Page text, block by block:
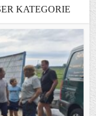
KATEGORIE